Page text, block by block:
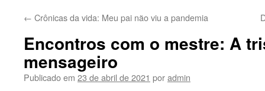
← Crônicas da vida: Meu pai não viu a pandemia
Encontros com o mestre: A
mensageiro
Publicado em 23 de abril de 2021 poradmin